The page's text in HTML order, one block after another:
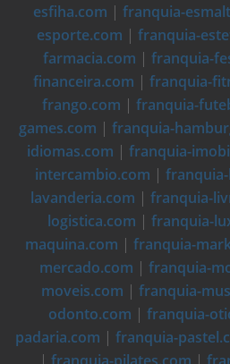
esfiha.com | franquia-
esporte.com | franquia-
farmacia.com | franquia-
financeira.com | franquia-
frango.com | franquia-
games.com | franquia-
idiomas.com | franquia-
intercambio.com |
lavanderia.com | franquia-
logistica.com | franquia-
maquina.com | franquia-
mercado.com | franquia-
moveis.com | franquia-
odonto.com | franquia-
padaria.com | franquia-